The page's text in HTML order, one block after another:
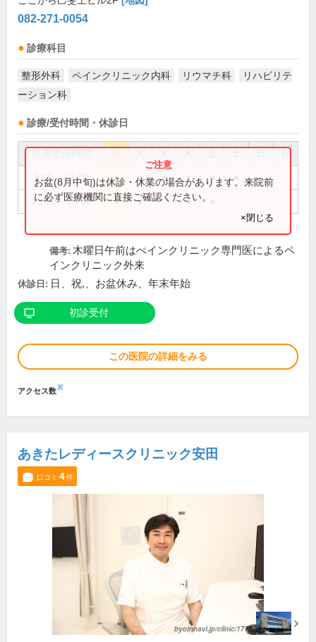
082-271-0054
診療科目
整形外科 ペインクリニック内科 リウマチ科
リハビリテ
ーション科
診療/受付時間・休診日
祝
9:00～12:30 ● ● ● ● ●
15:00～18:00 ● ● ●
お盆(8月中旬)は休診・休業の場合があります。来院前
に必ず医療機関に直接ご確認ください。
×閉じる
備考: 木曜日午前はぺインクリニック専門医によるペ
インクリニック外来
休診日: 日、祝,、お盆休み、年末年始
初診受付
この医院の詳細をみる
アクセス数※
あきたレディースクリニック安田
口コミ 4件